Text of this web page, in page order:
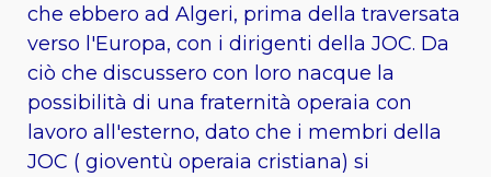
che ebbero ad Algeri, prima della traversata
verso l'Europa, con i dirigenti della JOC. Da
ciò che discussero con loro nacque la
possibilità di una fraternità operaia con
lavoro all'esterno, dato che i membri della
JOC ( gioventù operaia cristiana) si